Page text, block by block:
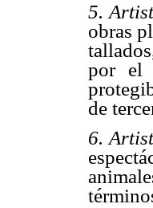
5.
obras
por el
de
6.